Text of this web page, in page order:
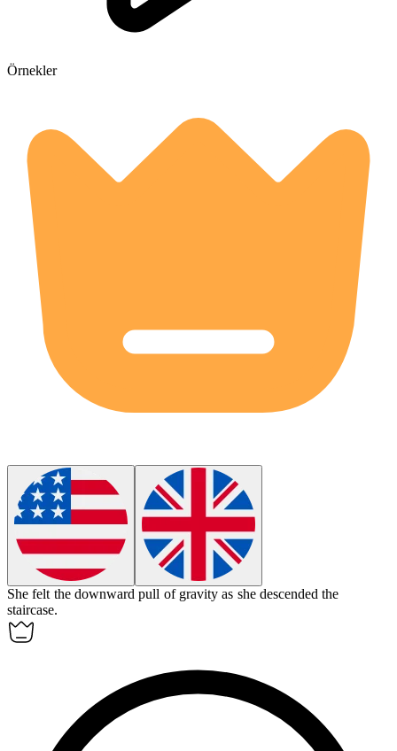
Örnekler
She felt the downward pull of gravity as she descended the
staircase.